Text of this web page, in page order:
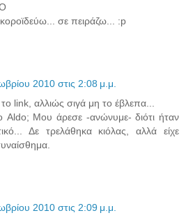
σε πειράζω... :p
2010 στις 2:08 μ.μ.
το link, αλλιώς σιγά μη το έβλεπα...
Aldo; Μου άρεσε -ανώνυμε- διότι ήταν
Δε τρελάθηκα κιόλας, αλλά είχε
2010 στις 2:09 μ.μ.